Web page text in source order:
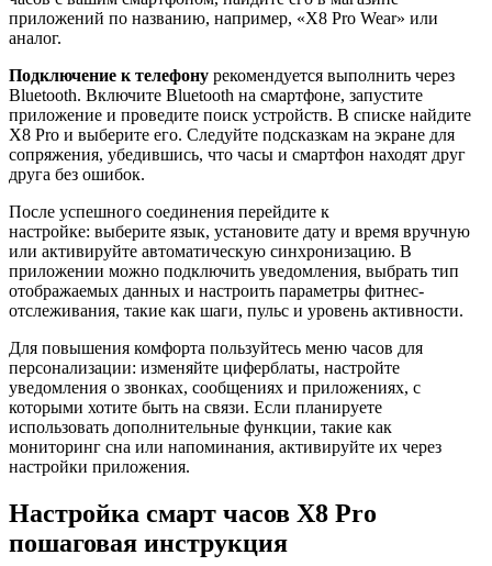
приложений по названию, например, «X8 Pro Wear» или
аналог.
Подключение к телефону рекомендуется выполнить через
Bluetooth. Включите Bluetooth на смартфоне, запустите
приложение и проведите поиск устройств. В списке найдите
X8 Pro и выберите его. Следуйте подсказкам на экране для
сопряжения, убедившись, что часы и смартфон находят друг
друга без ошибок.
После успешного соединения перейдите к
настройке: выберите язык, установите дату и время вручную
или активируйте автоматическую синхронизацию. В
приложении можно подключить уведомления, выбрать тип
отображаемых данных и настроить параметры фитнес-
отслеживания, такие как шаги, пульс и уровень активности.
Для повышения комфорта пользуйтесь меню часов для
персонализации: изменяйте циферблаты, настройте
уведомления о звонках, сообщениях и приложениях, с
которыми хотите быть на связи. Если планируете
использовать дополнительные функции, такие как
мониторинг сна или напоминания, активируйте их через
настройки приложения.
Настройка смарт часов X8 Pro
пошаговая инструкция